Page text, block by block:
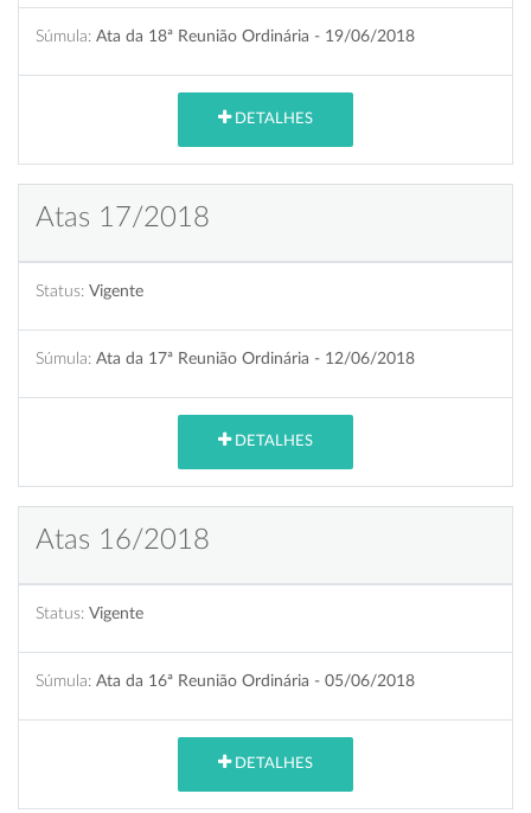
Súmula: Ata da 18ª Reunião Ordinária - 19/06/2018
DETALHES
Atas 17/2018
Status: Vigente
Súmula: Ata da 17ª Reunião Ordinária - 12/06/2018
DETALHES
Atas 16/2018
Status: Vigente
Súmula: Ata da 16ª Reunião Ordinária - 05/06/2018
DETALHES